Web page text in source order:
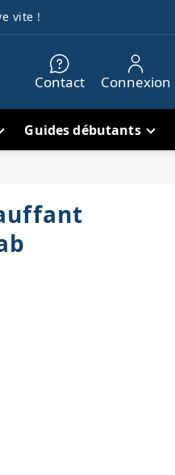
vite !
Contact Connexion
Guides débutants